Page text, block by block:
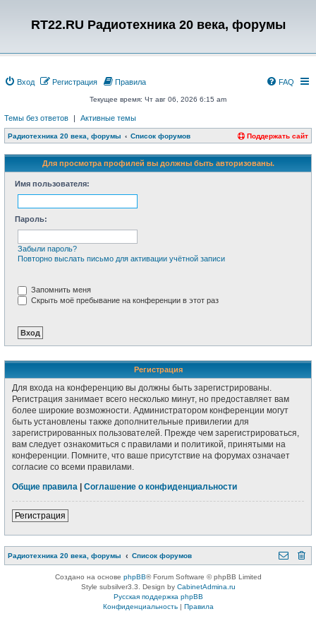
RT22.RU Радиотехника 20 века, форумы
Вход Регистрация FAQ
Правила
Текущее время: Чт авг 06, 2026 6:15 am
Темы без ответов | Активные темы
Радиотехника 20 века, форумы Список форумов Поддержать сайт
Для просмотра профилей вы должны быть авторизованы.
Имя пользователя:
Пароль:
Забыли пароль?
Повторно выслать письмо для активации учётной записи
Запомнить меня
Скрыть моё пребывание на конференции в этот раз
Регистрация
Для входа на конференцию вы должны быть зарегистрированы.
Регистрация занимает всего несколько минут, но предоставляет вам
более широкие возможности. Администратором конференции могут
быть установлены также дополнительные привилегии для
зарегистрированных пользователей. Прежде чем зарегистрироваться,
вам следует ознакомиться с правилами и политикой, принятыми на
конференции. Помните, что ваше присутствие на форумах означает
согласие со всеми правилами.
Общие правила
Соглашение о конфиденциальности
Регистрация
Радиотехника 20 века, форумы Список форумов
Создано на основе phpBB® Forum Software © phpBB Limited
Style subsilver3.3. Design by CabinetAdmina.ru
Русская поддержка phpBB
Конфиденциальность| Правила